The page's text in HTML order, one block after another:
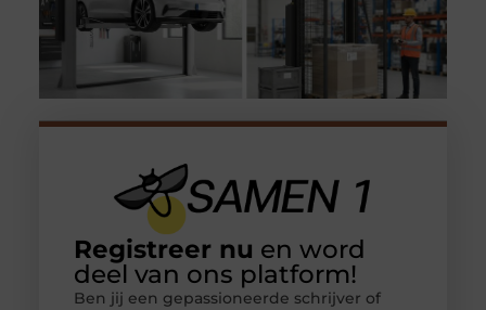
Registreer nu en word
deel van ons platform!
Ben jij een gepassioneerde schrijver of